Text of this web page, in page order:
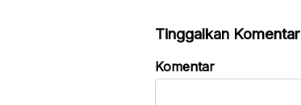
Tinggalkan Komentar
Komentar